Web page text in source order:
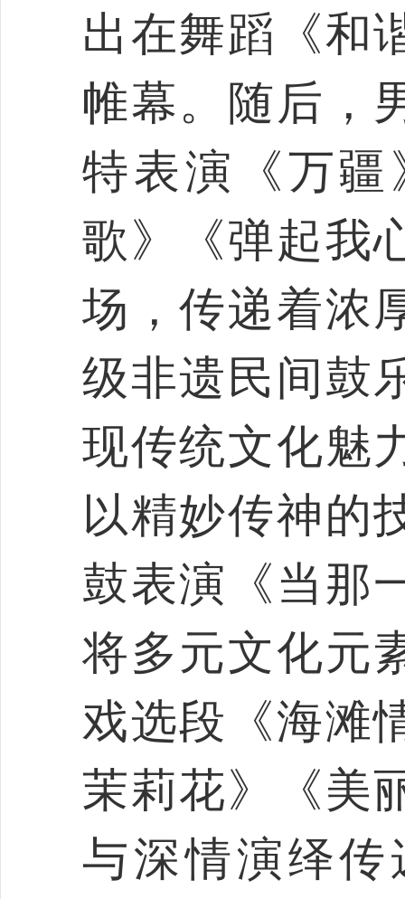
出在舞蹈《和
帷幕。随后，
特表演《万
歌》《弹起我
场，传递着浓
级非遗民间鼓
现传统文化魅
以精妙传神的
鼓表演《当那
将多元文化元
戏选段《海滩
茉莉花》《美
与深情演绎